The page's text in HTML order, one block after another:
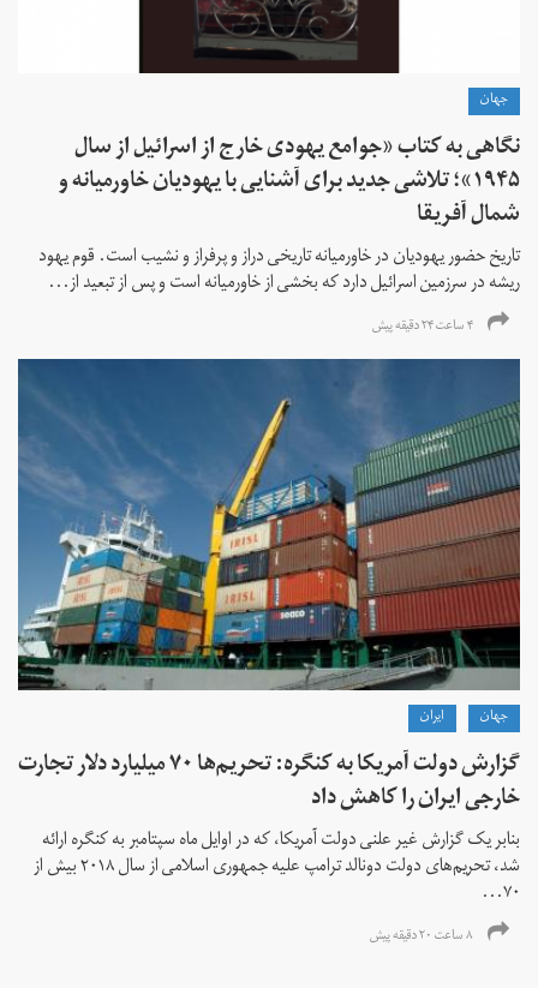
جهان
نگاهی به کتاب «جوامع یهودی خارج از اسرائیل از سال
۱۹۴۵»؛ تلاشی جدید برای آشنایی با یهودیان خاورمیانه و
شمال آفریقا
تاریخ حضور یهودیان در خاورمیانه تاریخی دراز و پرفراز و نشیب است. قوم یهود
ریشه در سرزمین اسرائیل دارد که بخشی از خاورمیانه است و پس از تبعید از...
۴ ساعت ۲۴ دقیقه پیش
جهان ايران
گزارش دولت آمریکا به کنگره: تحریم‌ها ۷۰ میلیارد دلار تجارت
خارجی ایران را کاهش داد
بنابر یک گزارش غیر علنی دولت آمریکا، که در اوایل ماه سپتامبر به کنگره ارائه
شد، تحریم‌های دولت دونالد ترامپ علیه جمهوری اسلامی از سال ۲۰۱۸ بیش از
۷۰...
۸ ساعت ۲۰ دقیقه پیش